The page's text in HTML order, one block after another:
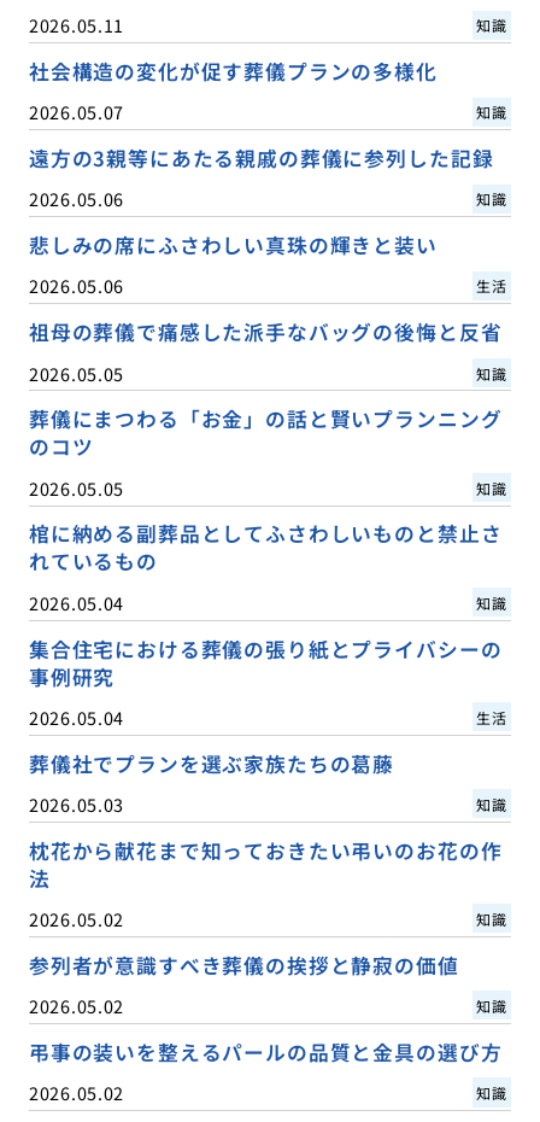
2026.05.11 知識
社会構造の変化が促す葬儀プランの多様化
2026.05.07 知識
遠方の3親等にあたる親戚の葬儀に参列した記録
2026.05.06 知識
悲しみの席にふさわしい真珠の輝きと装い
2026.05.06 生活
祖母の葬儀で痛感した派手なバッグの後悔と反省
2026.05.05 知識
葬儀にまつわる「お金」の話と賢いプランニング
のコツ
2026.05.05 知識
棺に納める副葬品としてふさわしいものと禁止さ
れているもの
2026.05.04 知識
集合住宅における葬儀の張り紙とプライバシーの
事例研究
2026.05.04 生活
葬儀社でプランを選ぶ家族たちの葛藤
2026.05.03 知識
枕花から献花まで知っておきたい弔いのお花の作
法
2026.05.02 知識
参列者が意識すべき葬儀の挨拶と静寂の価値
2026.05.02 知識
弔事の装いを整えるパールの品質と金具の選び方
2026.05.02 知識